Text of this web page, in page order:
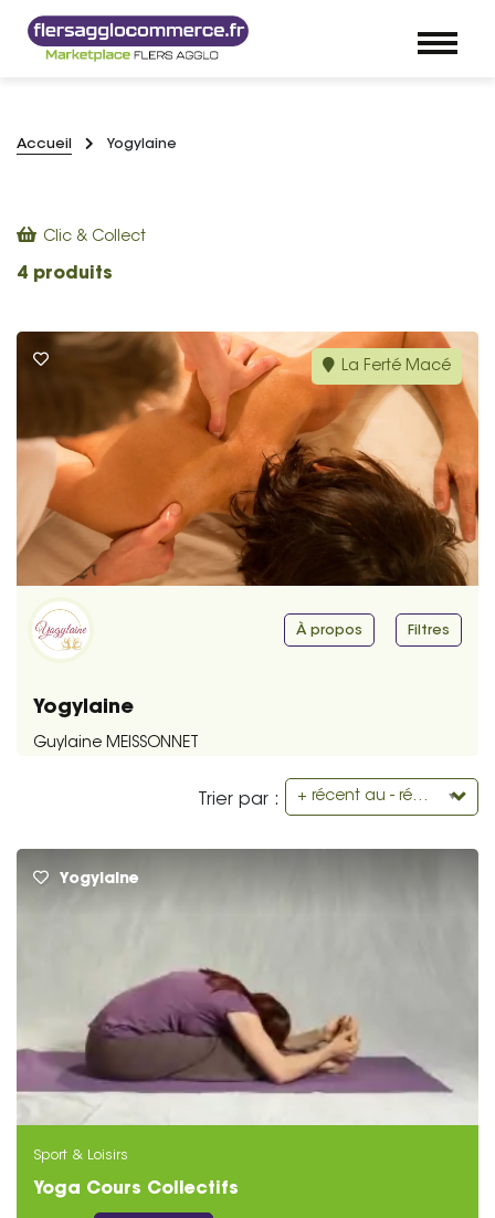
Accueil Yogylaine
Clic & Collect
4 produits
La Ferté Macé
À propos Filtres
Yogylaine
Guylaine MEISSONNET
Trier par : + récent au - récent
Yogylaine
Sport & Loisirs
Yoga Cours Collectifs